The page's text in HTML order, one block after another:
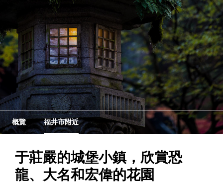
概覽 福井市附近
于莊嚴的城堡小鎮，欣賞恐
龍、大名和宏偉的花園